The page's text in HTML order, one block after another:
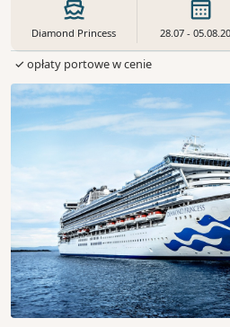
Diamond Princess 28.07 -
✓ opłaty portowe w cenie